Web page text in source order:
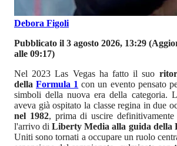
Debora Figoli
Pubblicato il 3 agosto 2026, 13:29
alle 09:17)
Nel 2023 Las Vegas ha fatto il suo
dellaFormula 1 con un evento pensato
simboli della nuova era della categoria.
aveva già ospitato la classe regina in due
nel 1982, prima di uscire
l'arrivo diLiberty Media alla guida della
Uniti sono tornati a occupare un ruolo